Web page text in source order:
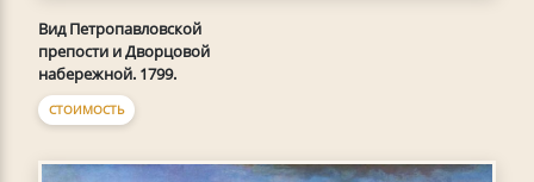
Вид Петропавловской
препости и Дворцовой
набережной. 1799.
СТОИМОСТЬ